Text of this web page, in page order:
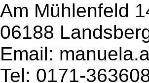
Am Mühlenfeld
06188
Email:
Tel: 0171-